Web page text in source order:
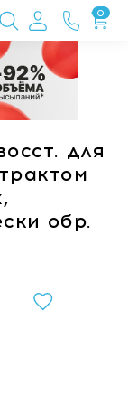
0
для
обр.